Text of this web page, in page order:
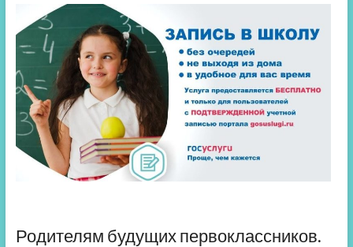
Родителям будущих первоклассников.